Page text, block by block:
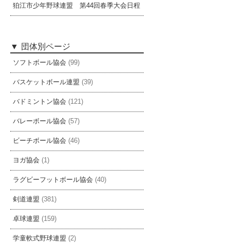
狛江市少年野球連盟 第44回春季大会日程
団体別ページ
ソフトボール協会 (99)
バスケットボール連盟 (39)
バドミントン協会 (121)
バレーボール協会 (57)
ビーチボール協会 (46)
ヨガ協会 (1)
ラグビーフットボール協会 (40)
剣道連盟 (381)
卓球連盟 (159)
学童軟式野球連盟 (2)